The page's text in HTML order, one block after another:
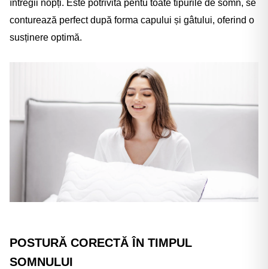
întregii nopți. Este potrivită pentu toate tipurile de somn, se
conturează perfect după forma capului și gâtului, oferind o
susținere optimă.
POSTURĂ CORECTĂ ÎN TIMPUL
SOMNULUI